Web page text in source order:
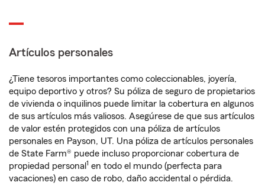
Artículos personales
¿Tiene tesoros importantes como coleccionables, joyería,
equipo deportivo y otros? Su póliza de seguro de propietarios
de vivienda o inquilinos puede limitar la cobertura en algunos
de sus artículos más valiosos. Asegúrese de que sus artículos
de valor estén protegidos con una póliza de artículos
personales en Payson, UT. Una póliza de artículos personales
de State Farm® puede incluso proporcionar cobertura de
propiedad personal 1 en todo el mundo (perfecta para
vacaciones) en caso de robo, daño accidental o pérdida.